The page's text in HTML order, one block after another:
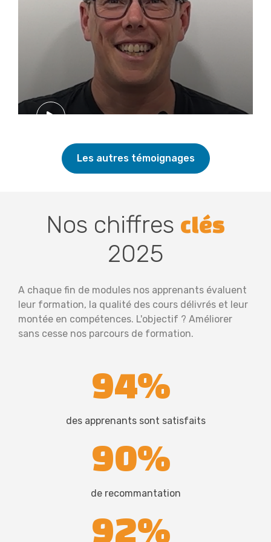
Les autres témoignages
Nos chiffres clés
2025
A chaque fin de modules nos apprenants évaluent
leur formation, la qualité des cours délivrés et leur
montée en compétences. L'objectif ? Améliorer
sans cesse nos parcours de formation.
94%
des apprenants sont satisfaits
90%
de recommantation
92%